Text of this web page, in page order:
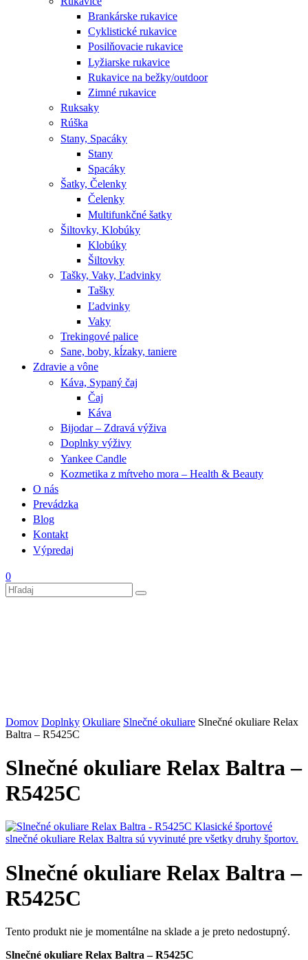
Brankárske rukavice
Cyklistické rukavice
Posilňovacie rukavice
Lyžiarske rukavice
Rukavice na bežky/outdoor
Zimné rukavice
Ruksaky
Rúška
Stany, Spacáky
Stany
Spacáky
Šatky, Čelenky
Čelenky
Multifunkčné šatky
Šiltovky, Klobúky
Klobúky
Šiltovky
Tašky, Vaky, Ľadvinky
Tašky
Ľadvinky
Vaky
Trekingové palice
Sane, boby, kĺzaky, taniere
Zdravie a vône
Káva, Sypaný čaj
Čaj
Káva
Bijodar – Zdravá výživa
Doplnky výživy
Yankee Candle
Kozmetika z mŕtveho mora – Health & Beauty
O nás
Prevádzka
Blog
Kontakt
Výpredaj
0
Domov Doplnky Okuliare Slnečné okuliare Slnečné okuliare Relax
Baltra – R5425C
Slnečné okuliare Relax Baltra –
R5425C
Slnečné okuliare Relax Baltra –
R5425C
Tento produkt nie je momentálne na sklade a je preto nedostupný.
Slnečné okuliare Relax Baltra – R5425C